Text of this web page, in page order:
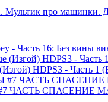
про машинки.
- Часть 16: Без вины
HDPS3 - Часть 1
СПАСЕНИЕ